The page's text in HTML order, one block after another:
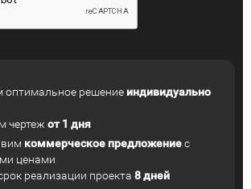
оптимальное решение индивидуально
чертежот 1 дня
коммерческое предложениес
ценами
реализации проекта 8 дней